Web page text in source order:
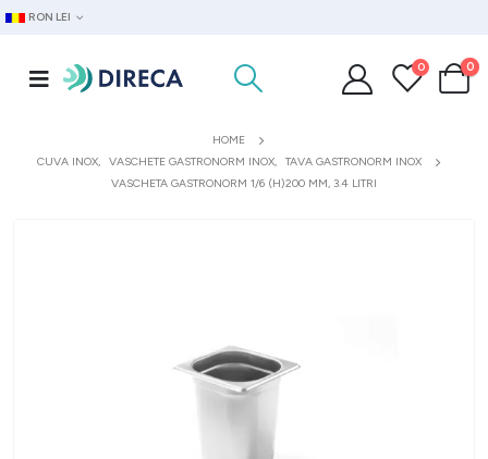
RON LEI
0 0
HOME
CUVA INOX, VASCHETE GASTRONORM INOX, TAVA GASTRONORM INOX
VASCHETA GASTRONORM 1/6 (H)200 MM, 3.4 LITRI